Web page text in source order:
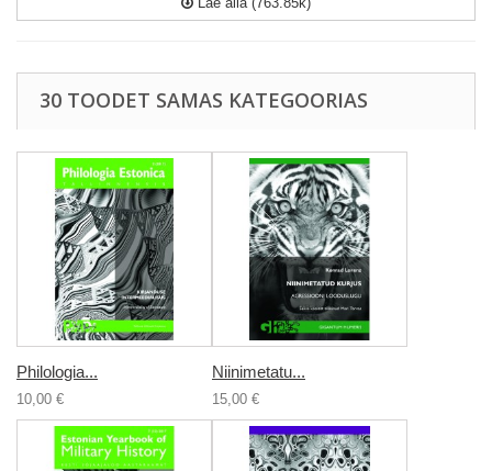
30 TOODET SAMAS KATEGOORIAS
Philologia...
10,00 €
Niinimetatu...
15,00 €